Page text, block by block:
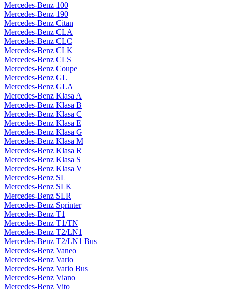
Mercedes-Benz 100
Mercedes-Benz 190
Mercedes-Benz Citan
Mercedes-Benz CLA
Mercedes-Benz CLC
Mercedes-Benz CLK
Mercedes-Benz CLS
Mercedes-Benz Coupe
Mercedes-Benz GL
Mercedes-Benz GLA
Mercedes-Benz Klasa A
Mercedes-Benz Klasa B
Mercedes-Benz Klasa C
Mercedes-Benz Klasa E
Mercedes-Benz Klasa G
Mercedes-Benz Klasa M
Mercedes-Benz Klasa R
Mercedes-Benz Klasa S
Mercedes-Benz Klasa V
Mercedes-Benz SL
Mercedes-Benz SLK
Mercedes-Benz SLR
Mercedes-Benz Sprinter
Mercedes-Benz T1
Mercedes-Benz T1/TN
Mercedes-Benz T2/LN1
Mercedes-Benz T2/LN1 Bus
Mercedes-Benz Vaneo
Mercedes-Benz Vario
Mercedes-Benz Vario Bus
Mercedes-Benz Viano
Mercedes-Benz Vito